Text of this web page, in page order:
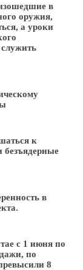
в
оружия,
а уроки
к
безъядерные
в
с 1 июня по
по
8